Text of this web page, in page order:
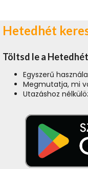
Hetedhét
Töltsd le a
Egyszerű
Megmutatja, mi
Utazáshoz